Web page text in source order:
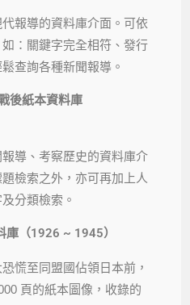
報導的資料庫介面。可依
：關鍵字完全相符、發行
查詢各種新聞報導。
後紙本資料庫
導、考察歷史的資料庫介
檢索之外，亦可再加上人
分類檢索。
庫（1926 ~ 1945）
慌至同盟國佔領日本前，
頁的紙本圖像，收錄的